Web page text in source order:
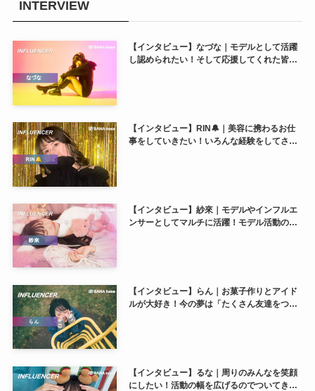
INTERVIEW
【インタビュー】なづな｜モデルとして活躍
し認められたい！そして応援してくれた皆に
【インタビュー】RIN🔔｜美容に携わるお仕
事をしていきたい！いろんな経験をしてさら
【インタビュー】紗來｜モデルやインフルエ
ンサーとしてマルチに活躍！モデル活動の幅
【インタビュー】らん｜お菓子作りとアイド
ルが大好き！今の夢は「たくさん友達をつく
【インタビュー】るな｜周りのみんなを笑顔
にしたい！活動の幅を広げるのでついてきて